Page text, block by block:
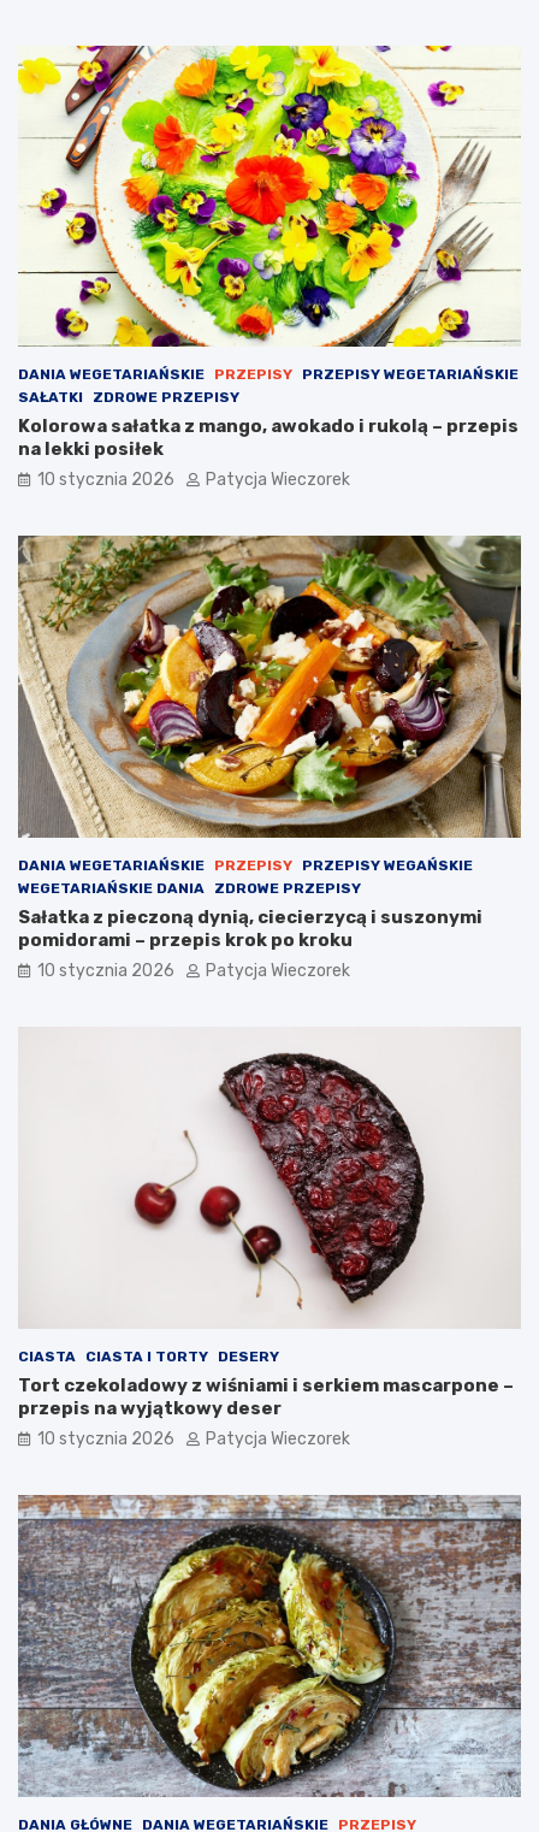
DANIA WEGETARIAŃSKIE PRZEPISY
PRZEPISY WEGETARIAŃSKIE
SAŁATKI
ZDROWE PRZEPISY
Kolorowa sałatka z mango, awokado i rukolą – przepis
na lekki posiłek
10 stycznia 2026 Patycja Wieczorek
DANIA WEGETARIAŃSKIE PRZEPISY
PRZEPISY WEGAŃSKIE
WEGETARIAŃSKIE DANIA
ZDROWE PRZEPISY
Sałatka z pieczoną dynią, ciecierzycą i suszonymi
pomidorami – przepis krok po kroku
10 stycznia 2026 Patycja Wieczorek
CIASTA CIASTA I TORTY DESERY
Tort czekoladowy z wiśniami i serkiem mascarpone –
przepis na wyjątkowy deser
10 stycznia 2026 Patycja Wieczorek
DANIA GŁÓWNE DANIA WEGETARIAŃSKIE PRZEPISY